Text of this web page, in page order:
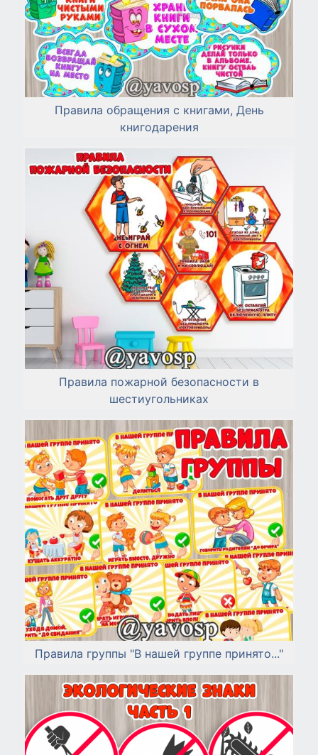
Правила обращения с книгами, День
книгодарения
Правила пожарной безопасности в
шестиугольниках
Правила группы "В нашей группе принято..."